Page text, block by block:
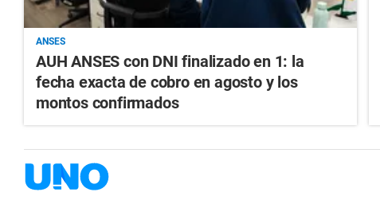
ANSES
AUH ANSES con DNI finalizado en 1: la
fecha exacta de cobro en agosto y los
montos confirmados